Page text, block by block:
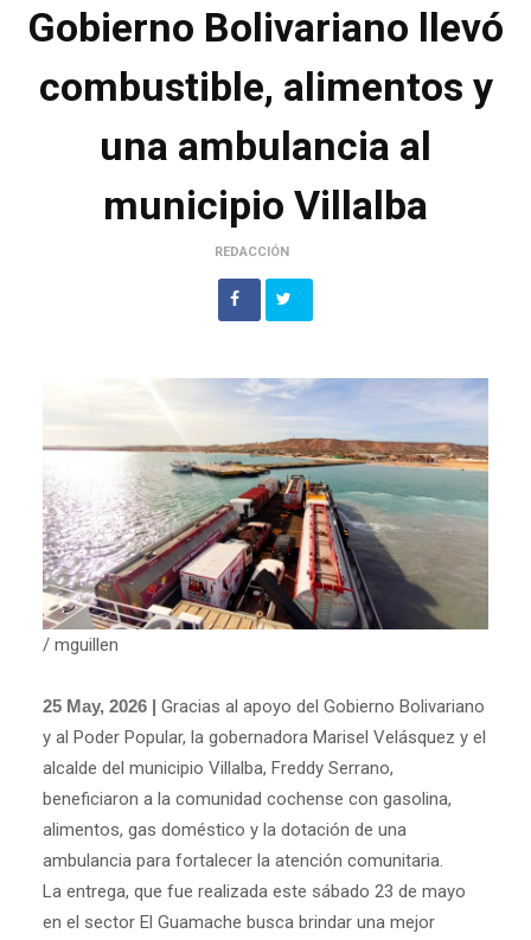
Gobierno Bolivariano llevó
combustible, alimentos y
una ambulancia al
municipio Villalba
REDACCIÓN
/ mguillen
25 May, 2026 | Gracias al apoyo del Gobierno Bolivariano
y al Poder Popular, la gobernadora Marisel Velásquez y el
alcalde del municipio Villalba, Freddy Serrano,
beneficiaron a la comunidad cochense con gasolina,
alimentos, gas doméstico y la dotación de una
ambulancia para fortalecer la atención comunitaria.
La entrega, que fue realizada este sábado 23 de mayo
en el sector El Guamache busca brindar una mejor